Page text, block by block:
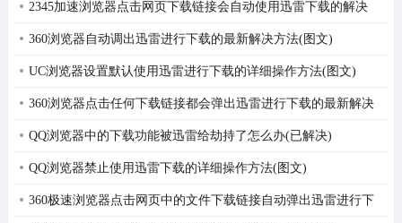
2345加速浏览器点击网页下载链接会自动使用迅雷下载的解决
方法(图文)
360浏览器自动调出迅雷进行下载的最新解决方法(图文)
UC浏览器设置默认使用迅雷进行下载的详细操作方法(图文)
360浏览器点击任何下载链接都会弹出迅雷进行下载的最新解决
方法(真正可行)
QQ浏览器中的下载功能被迅雷给劫持了怎么办(已解决)
QQ浏览器禁止使用迅雷下载的详细操作方法(图文)
360极速浏览器点击网页中的文件下载链接自动弹出迅雷进行下